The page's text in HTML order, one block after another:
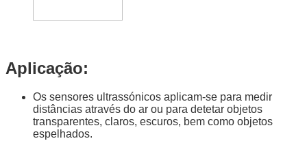
Aplicação:
Os sensores ultrassónicos aplicam-se para medir
distâncias através do ar ou para detetar objetos
transparentes, claros, escuros, bem como objetos
espelhados.